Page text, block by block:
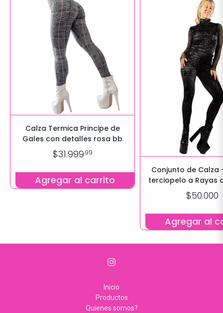
Calza Termica Principe de
Gales con detalles rosa bb
$31.99999
Agregar al carrito
Conjunto de Calza
terciopelo a Rayas
Lycra
$50.000
Agregar al
Inicio
Productos
Quienes somos?